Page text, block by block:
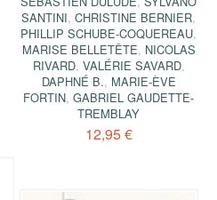
SANTINI,CHRISTINE BERNIER,
PHILLIP SCHUBE-COQUEREAU,
MARISE BELLETÊTE, NICOLAS
RIVARD, VALÉRIE SAVARD,
DAPHNÉ B., MARIE-ÈVE
FORTIN,GABRIEL GAUDETTE-
TREMBLAY
12,95 €